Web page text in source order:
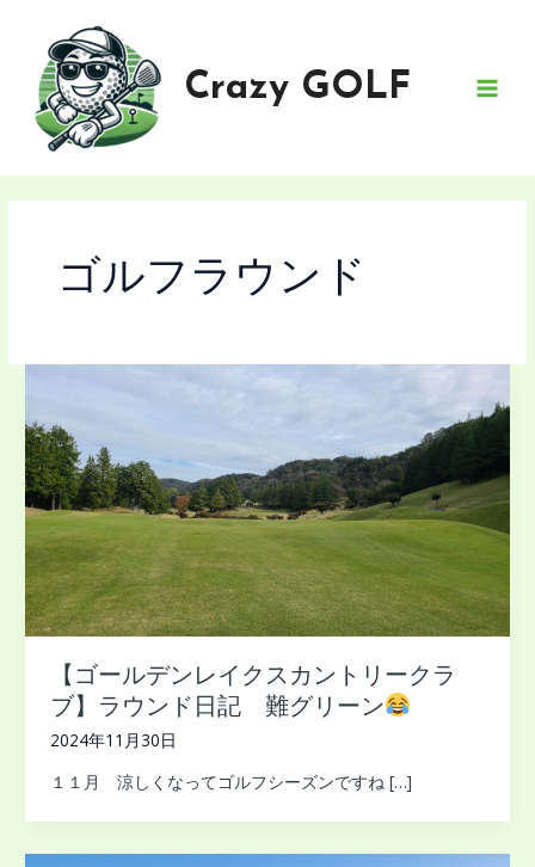
Crazy GOLF
ゴルフラウンド
【ゴールデンレイクスカントリークラ
ブ】ラウンド日記 難グリーン
2024年11月30日
１１月 涼しくなってゴルフシーズンですね […]